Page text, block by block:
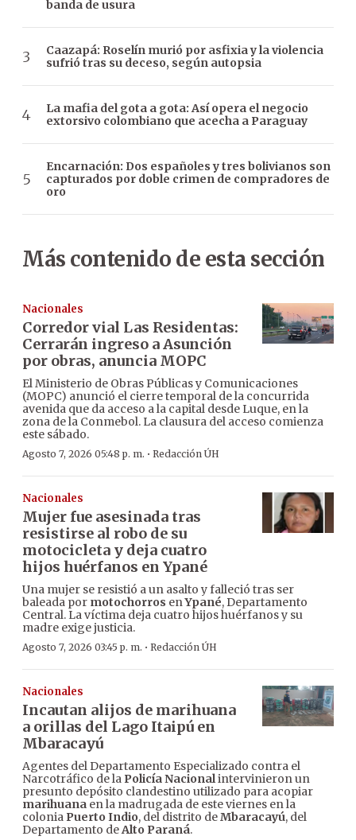
banda de usura
Caazapá: Roselín murió por asfixia y la violencia
sufrió tras su deceso, según autopsia
La mafia del gota a gota: Así opera el negocio
extorsivo colombiano que acecha a Paraguay
Encarnación: Dos españoles y tres bolivianos son
capturados por doble crimen de compradores de
oro
Más contenido de esta sección
Nacionales
Corredor vial Las Residentas:
Cerrarán ingreso a Asunción
por obras, anuncia MOPC
El Ministerio de Obras Públicas y Comunicaciones
(MOPC) anunció el cierre temporal de la concurrida
avenida que da acceso a la capital desde Luque, en la
zona de la Conmebol. La clausura del acceso comienza
este sábado.
Agosto 7, 2026 05:48 p. m. · Redacción ÚH
Nacionales
Mujer fue asesinada tras
resistirse al robo de su
motocicleta y deja cuatro
hijos huérfanos en Ypané
Una mujer se resistió a un asalto y falleció tras ser
baleada por motochorros enYpané, Departamento
Central. La víctima deja cuatro hijos huérfanos y su
madre exige justicia.
Agosto 7, 2026 03:45 p. m. · Redacción ÚH
Nacionales
Incautan alijos de marihuana
a orillas del Lago Itaipú en
Mbaracayú
Agentes del Departamento Especializado contra el
Narcotráfico de la Policía Nacionalintervinieron un
presunto depósito clandestino utilizado para acopiar
marihuana en la madrugada de este viernes en la
colonia Puerto Indio, del distrito deMbaracayú, del
Departamento deAlto Paraná.